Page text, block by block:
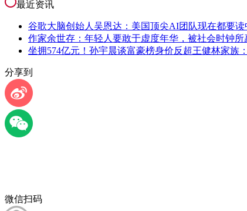
最近资讯
谷歌大脑创始人吴恩达：美国顶尖AI团队现在都要
作家余世存：年轻人要敢于虚度年华，被社会时钟
坐拥574亿元！孙宇晨谈富豪榜身价反超王健林家族
分享到
微信扫码